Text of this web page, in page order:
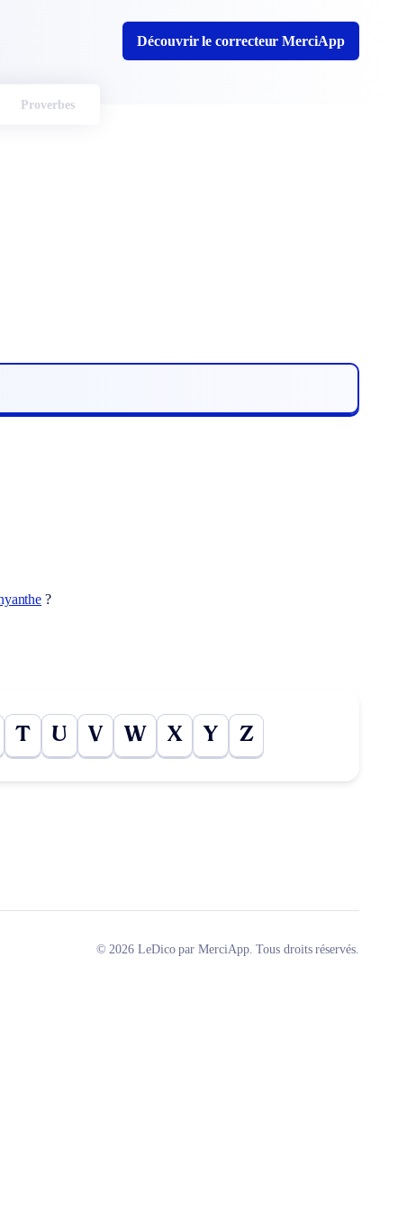
Découvrir le correcteur MerciApp
Proverbes
?
T U V W X Y Z
© 2026 LeDico par MerciApp. Tous droits réservés.